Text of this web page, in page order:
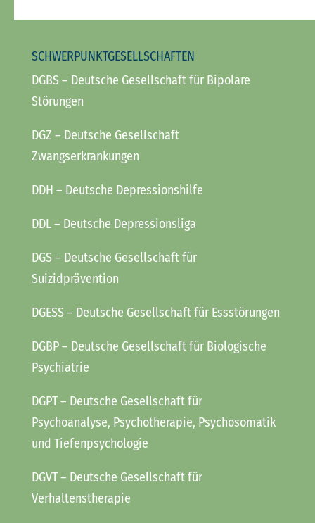
SCHWERPUNKTGESELLSCHAFTEN
DGBS– Deutsche Gesellschaft für Bipolare
Störungen
DGZ – Deutsche Gesellschaft
Zwangserkrankungen
DDH – Deutsche Depressionshilfe
DDL– Deutsche Depressionsliga
DGS– Deutsche Gesellschaft für
Suizidprävention
DGESS– Deutsche Gesellschaft für Essstörungen
DGBP– Deutsche Gesellschaft für Biologische
Psychiatrie
DGPT– Deutsche Gesellschaft für
Psychoanalyse, Psychotherapie, Psychosomatik
und Tiefenpsychologie
DGVT– Deutsche Gesellschaft für
Verhaltenstherapie